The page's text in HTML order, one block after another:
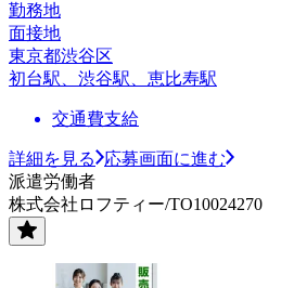
勤務地
面接地
東京都渋谷区
初台駅、渋谷駅、恵比寿駅
交通費支給
詳細を見る
応募画面に進む
派遣労働者
株式会社ロフティー/TO10024270